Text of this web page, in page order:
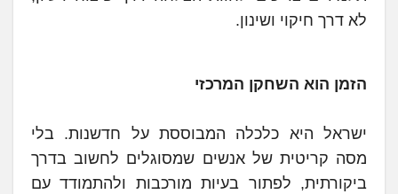
לא דרך חיקוי ושינון.
הזמן הוא השחקן המרכזי
ישראל היא כלכלה המבוססת על חדשנות. בלי
מסה קריטית של אנשים שמסוגלים לחשוב בדרך
ביקורתית, לפתור בעיות מורכבות ולהתמודד עם